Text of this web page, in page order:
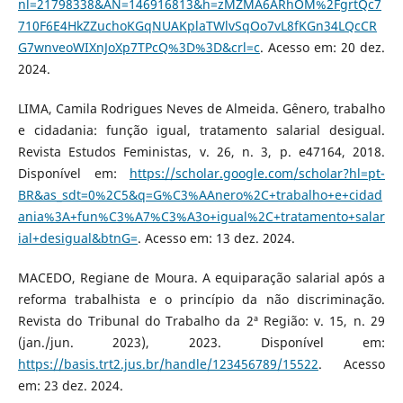
nl=21798338&AN=146916813&h=zMZMA6ARhOM%2FgrtQc7
710F6E4HkZZuchoKGqNUAKplaTWlvSqOo7vL8fKGn34LQcCR
G7wnveoWIXnJoXp7TPcQ%3D%3D&crl=c. Acesso em: 20 dez.
2024.
LIMA, Camila Rodrigues Neves de Almeida. Gênero, trabalho
e cidadania: função igual, tratamento salarial desigual.
Revista Estudos Feministas, v. 26, n. 3, p. e47164, 2018.
Disponível em: https://scholar.google.com/scholar?hl=pt-
BR&as_sdt=0%2C5&q=G%C3%AAnero%2C+trabalho+e+cidad
ania%3A+fun%C3%A7%C3%A3o+igual%2C+tratamento+salar
ial+desigual&btnG=. Acesso em: 13 dez. 2024.
MACEDO, Regiane de Moura. A equiparação salarial após a
reforma trabalhista e o princípio da não discriminação.
Revista do Tribunal do Trabalho da 2ª Região: v. 15, n. 29
(jan./jun. 2023), 2023. Disponível em:
https://basis.trt2.jus.br/handle/123456789/15522. Acesso
em: 23 dez. 2024.